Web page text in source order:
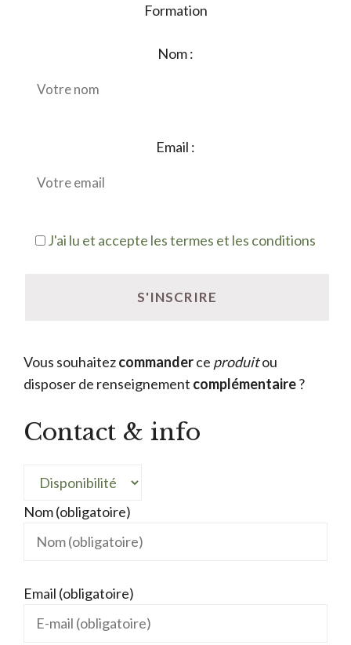
Formation
Nom :
Email :
J'ai lu et accepte les termes et les conditions
Vous souhaitezcommanderce produitou
disposer de renseignement complémentaire?
Contact & info
Nom (obligatoire)
Email (obligatoire)